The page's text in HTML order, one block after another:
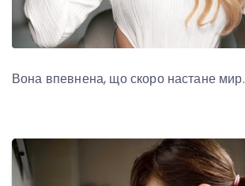
Вона впевнена, що скоро настане мир.